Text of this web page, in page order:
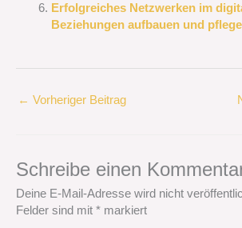
Erfolgreiches Netzwerken im
Beziehungen aufbauen und
← Vorheriger Beitrag
Schreibe einen
Deine E-Mail-Adresse wird nicht
Felder sind mit * markiert